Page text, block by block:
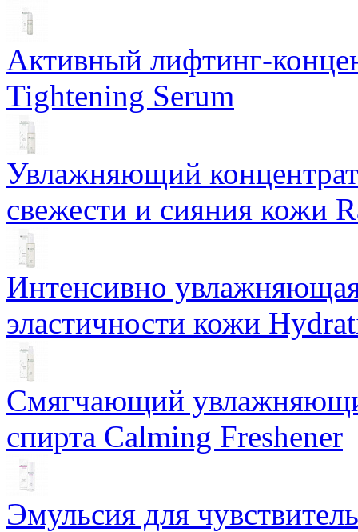
Активный лифтинг-
Tightening Serum
Увлажняющий
свежести и сияния кожи
Интенсивно
эластичности кожи
Смягчающий
спирта Calming Freshener
Эмульсия для